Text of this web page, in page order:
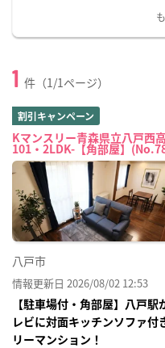
1 件（1/1ページ）
割引キャンペーン
Kマンスリー青森県立八戸西
101・2LDK-【角部屋】
八戸市
情報更新日 2026/08/02 12:53
【駐車場付・角部屋】八戸
レビに対面キッチンソファ
リーマンション！